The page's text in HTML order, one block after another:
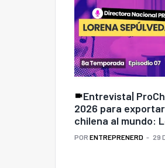
Entrevista|
2026 para
chilena al mundo:
POR ENTREPRENERD 29